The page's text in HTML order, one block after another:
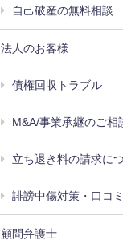
自己破産の無料相談
法人のお客様
債権回収トラブル
M&A/事業承継のご相
立ち退き料の請求に
誹謗中傷対策・口コ
顧問弁護士